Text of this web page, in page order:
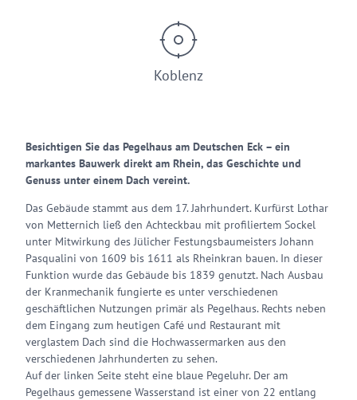
Koblenz
Besichtigen Sie das Pegelhaus am Deutschen Eck – ein
markantes Bauwerk direkt am Rhein, das Geschichte und
Genuss unter einem Dach vereint.
Das Gebäude stammt aus dem 17. Jahrhundert. Kurfürst Lothar
von Metternich ließ den Achteckbau mit profiliertem Sockel
unter Mitwirkung des Jülicher Festungsbaumeisters Johann
Pasqualini von 1609 bis 1611 als Rheinkran bauen. In dieser
Funktion wurde das Gebäude bis 1839 genutzt. Nach Ausbau
der Kranmechanik fungierte es unter verschiedenen
geschäftlichen Nutzungen primär als Pegelhaus. Rechts neben
dem Eingang zum heutigen Café und Restaurant mit
verglastem Dach sind die Hochwassermarken aus den
verschiedenen Jahrhunderten zu sehen.
Auf der linken Seite steht eine blaue Pegeluhr. Der am
Pegelhaus gemessene Wasserstand ist einer von 22 entlang